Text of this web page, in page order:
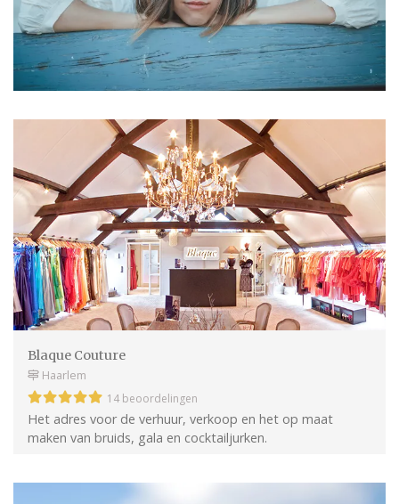
Blaque Couture
Haarlem
14 beoordelingen
Het adres voor de verhuur, verkoop en het op maat
maken van bruids, gala en cocktailjurken.